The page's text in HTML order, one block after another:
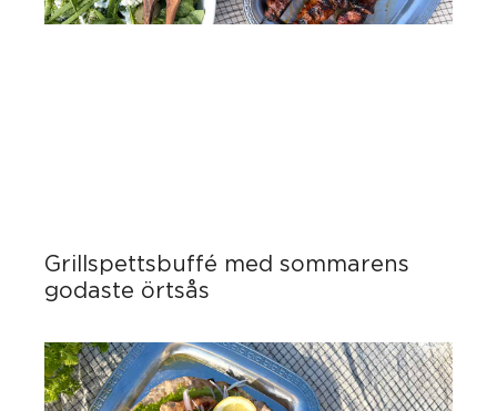
Grillspettsbuffé med sommarens
godaste örtsås